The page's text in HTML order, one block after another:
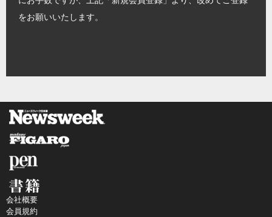
をお願いいたします。
会社概要
会員規約